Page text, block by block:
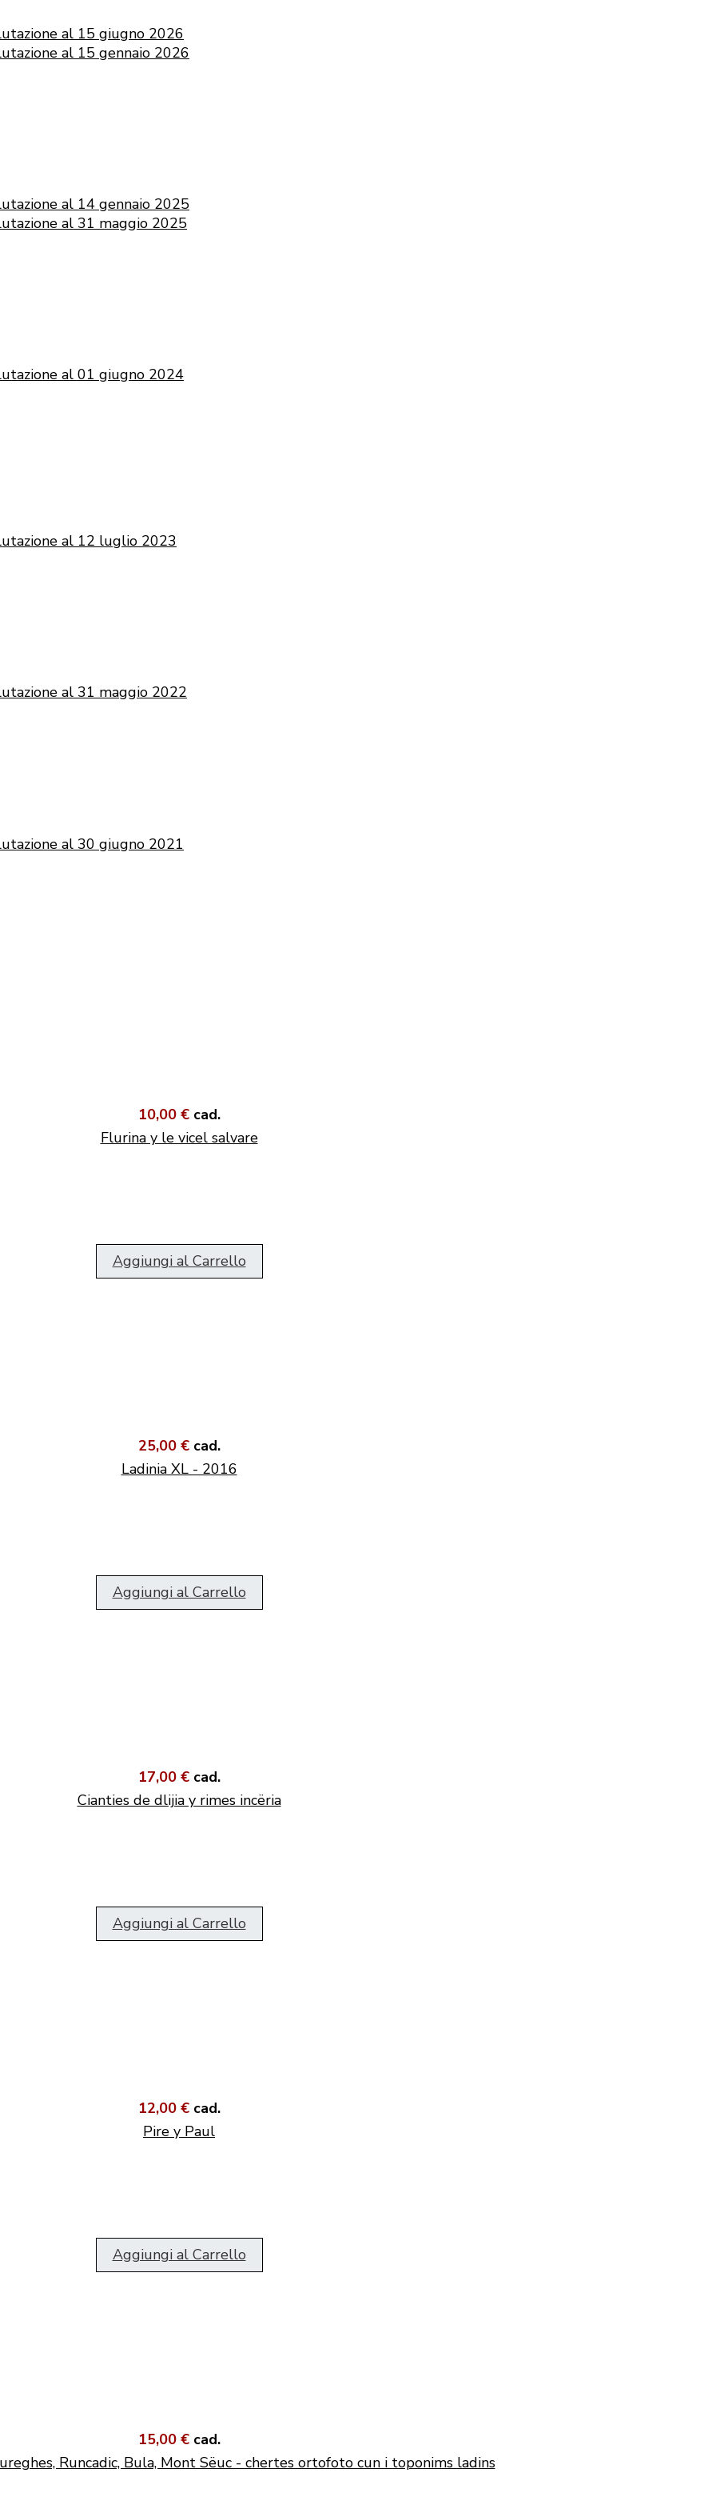
al 15 giugno 2026
al 15 gennaio 2026
al 14 gennaio 2025
al 31 maggio 2025
al 01 giugno 2024
al 12 luglio 2023
al 31 maggio 2022
al 30 giugno 2021
10,00 € cad.
Flurina y le vicel salvare
Aggiungi al Carrello
25,00 € cad.
Ladinia XL - 2016
Aggiungi al Carrello
17,00 € cad.
Cianties de dlijia y rimes incëria
Aggiungi al Carrello
12,00 € cad.
Pire y Paul
Aggiungi al Carrello
15,00 € cad.
Runcadic, Bula, Mont Sëuc - chertes ortofoto cun i toponims ladins